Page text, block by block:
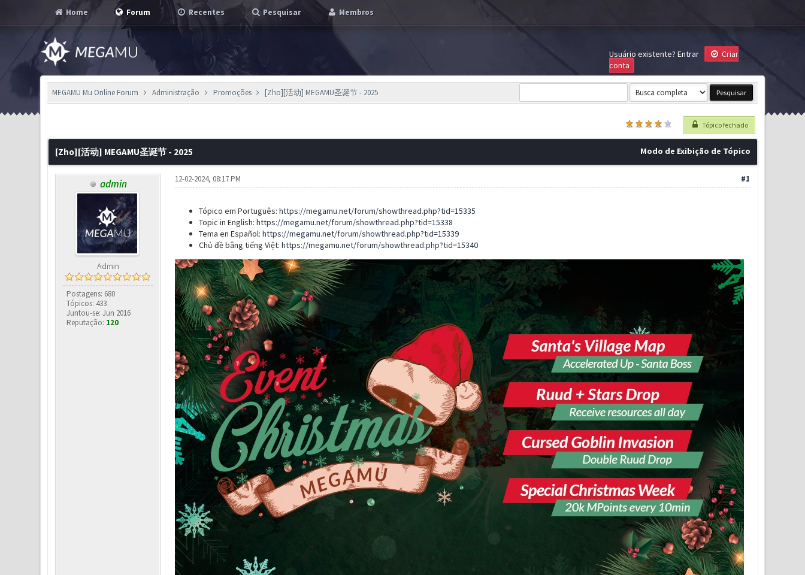
Home Forum Recentes Pesquisar Membros
Usuário existente? Entrar
Criar
conta
MEGAMU Mu Online Forum Administração Promoções [Zho][活动] MEGAMU圣诞节 - 2025
Tópico fechado
Modo de Exibição de Tópico
[Zho][活动] MEGAMU圣诞节 - 2025
admin
Admin
Postagens: 680
Tópicos: 433
Juntou-se: Jun 2016
Reputação: 120
#1
12-02-2024, 08:17 PM
Tópico em Português: https://megamu.net/forum/showthread.php?tid=15335
Topic in English: https://megamu.net/forum/showthread.php?tid=15338
Tema en Español: https://megamu.net/forum/showthread.php?tid=15339
Chủ đề bằng tiếng Việt: https://megamu.net/forum/showthread.php?tid=15340